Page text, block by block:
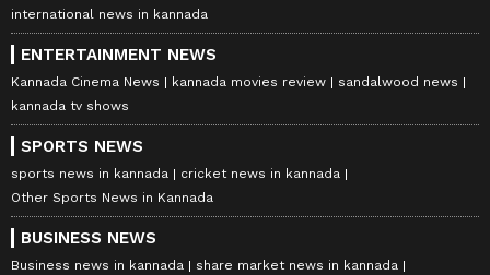
international news in kannada
ENTERTAINMENT NEWS
Kannada Cinema News kannada movies review
sandalwood news
kannada tv shows
SPORTS NEWS
sports news in kannada
cricket news in kannada
Other Sports News in Kannada
BUSINESS NEWS
Business news in kannada
share market news in kannada